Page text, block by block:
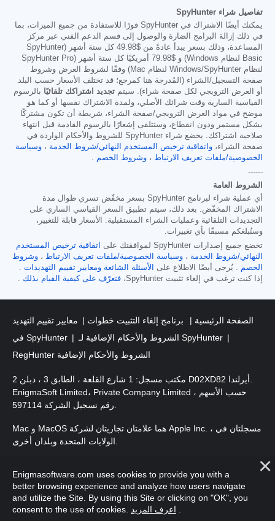
تفاصيل شراء SpyHunter
يمكنك أيضًا الاشتراك في SpyHunter فورًا للاستفادة من جميع الميزات، بما
في ذلك إزالة البرامج الضارة والوصول إلى قسم الدعم الفني عبر مركز
المساعدة، وذلك بسعر يبدأ عادةً من $49.98
كل ستة أشهر (SpyHunter
Basic لنظام Windows) و
$79.98
أمريكيًا كل ستة أشهر (SpyHunter Pro
لنظام Windows/SpyHunter لنظام Mac) وفقًا لشروط العرض وشروط
صفحة التسجيل/الشراء (المُدرجة هنا كمرجع؛ قد تختلف الأسعار حسب البلد
أو العرض الترويجي لكل صفحة شراء). سيتم تجديد اشتراكك تلقائيًا بالرسوم
القياسية السارية وقت شرائك الأصلي، ولمدة الاشتراك نفسها أو كما هو
موضح في مواد العرض الترويجي/صفحة الشراء، شريطة أن تكون مشتركًا
بشكل مستمر ودون انقطاع، وستتلقى إشعارًا بالرسوم القادمة قبل انتهاء
صلاحية اشتراكك. يخضع شراء SpyHunter للشروط والأحكام الواردة في
صفحة الشراء، واتفاقية ترخيص المستخدم النهائي/شروط الخدمة ، وسياسة
الخصوصية/ملفات تعريف الارتباط ، وشروط الخصم
------
الشروط العامة
أي عملية شراء لبرنامج SpyHunter بسعر مخفّض تسري طوال مدة
الاشتراك المخفّض. بعد ذلك، سيتم تطبيق السعر القياسي الساري على
التجديدات التلقائية وعمليات الشراء المستقبلية. الأسعار قابلة للتغيير،
وسنُبلغكم مسبقًا بأي تغييرات.
تخضع جميع إصدارات SpyHunter لموافقتك على
اتفاقية ترخيص المستخدم
النهائي/شروط الخدمة ، وسياسة الخصوصية/ملفات تعريف الارتباط ، وشروط
الخصم
. يُرجى أيضًا الاطلاع على الأسئلة الشائعة ومعايير تقييم التهديدات
إذا كنت ترغب في إلغاء تثبيت SpyHunter،
فتعرّف على كيفية القيام بذلك
الصفحة الرئيسية برنامج إلغاء التثبيت خطوات
معايير تقييم التهديد
في SpyHunter
الشروط والأحكام الإضافية لـ SpyHunter
RegHunter الشروط والأحكام الإضافية
مكتب مسجل: 1 شارع القلعة ، الطابق 3 ، دبلن 2 D02XD82 أيرلندا.
EnigmaSoft Limited، Private Company Limited حسب الأسهم ،
رقم تسجيل الشركة 597114.
Mac و MacOS هما علامتان تجاريتان لشركة Apple Inc. ، مسجلتان في
محفوظة.
Enigmasoftware.com uses cookies to provide you with a
better browsing experience and analyze how users navigate
and utilize the Site. By using this Site or clicking on "OK", you
consent to the use of cookies.
اعرف المزيد